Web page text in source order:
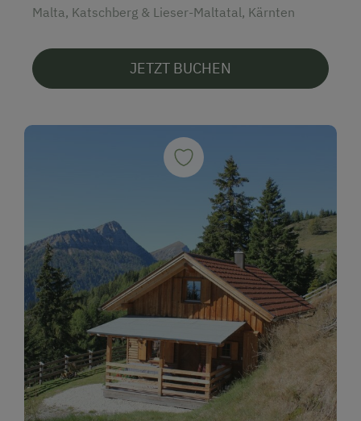
Malta, Katschberg & Lieser-Maltatal, Kärnten
JETZT BUCHEN